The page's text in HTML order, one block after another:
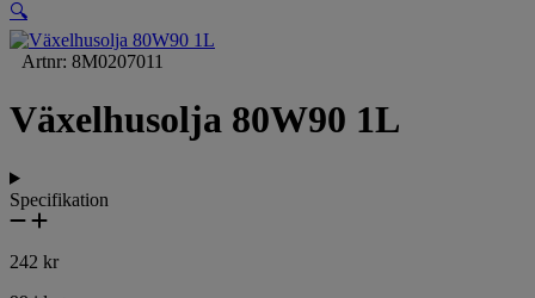
🔍
Artnr: 8M0207011
Växelhusolja 80W90 1L
Specifikation
242 kr